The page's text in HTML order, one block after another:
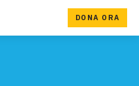
DONA ORA